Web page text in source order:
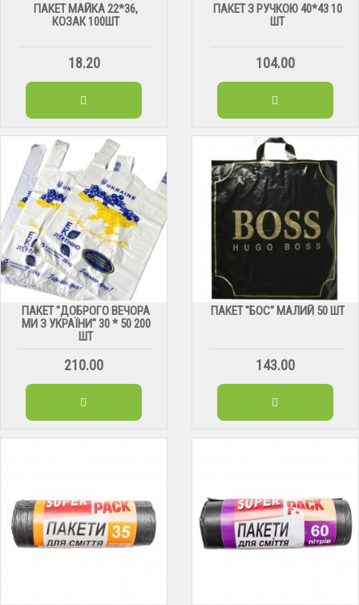
ПАКЕТ МАЙКА 22*36,
КОЗАК 100ШТ
18.20
ПАКЕТ З РУЧКОЮ 40*43 10
ШТ
104.00
ПАКЕТ "ДОБРОГО ВЕЧОРА
МИ З УКРАЇНИ" 30 * 50 200
ШТ
210.00
ПАКЕТ "БОС" МАЛИЙ 50 ШТ
143.00